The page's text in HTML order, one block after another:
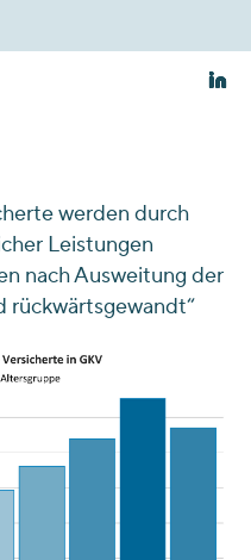
werden durch
Leistungen
nach Ausweitung der
rückwärtsgewandt“